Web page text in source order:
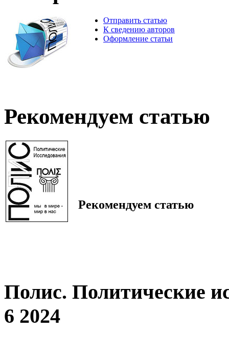
Отправить статью
К сведению авторов
Оформление статьи
Рекомендуем статью
Рекомендуем статью
Полис. Политические
6 2024